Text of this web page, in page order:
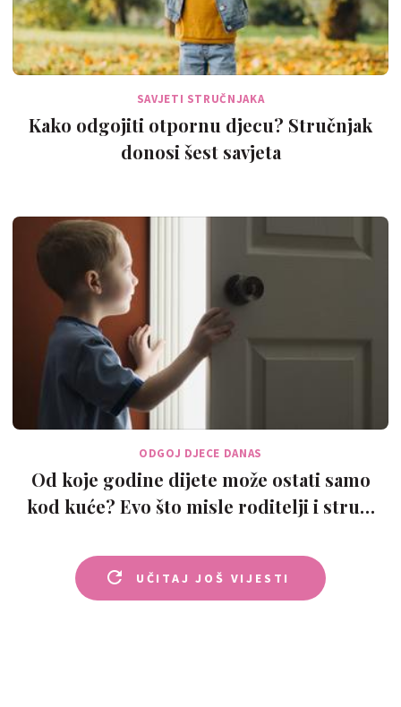
SAVJETI STRUČNJAKA
Kako odgojiti otpornu djecu? Stručnjak
donosi šest savjeta
ODGOJ DJECE DANAS
Od koje godine dijete može ostati samo
kod kuće? Evo što misle roditelji i stru…
UČITAJ JOŠ VIJESTI